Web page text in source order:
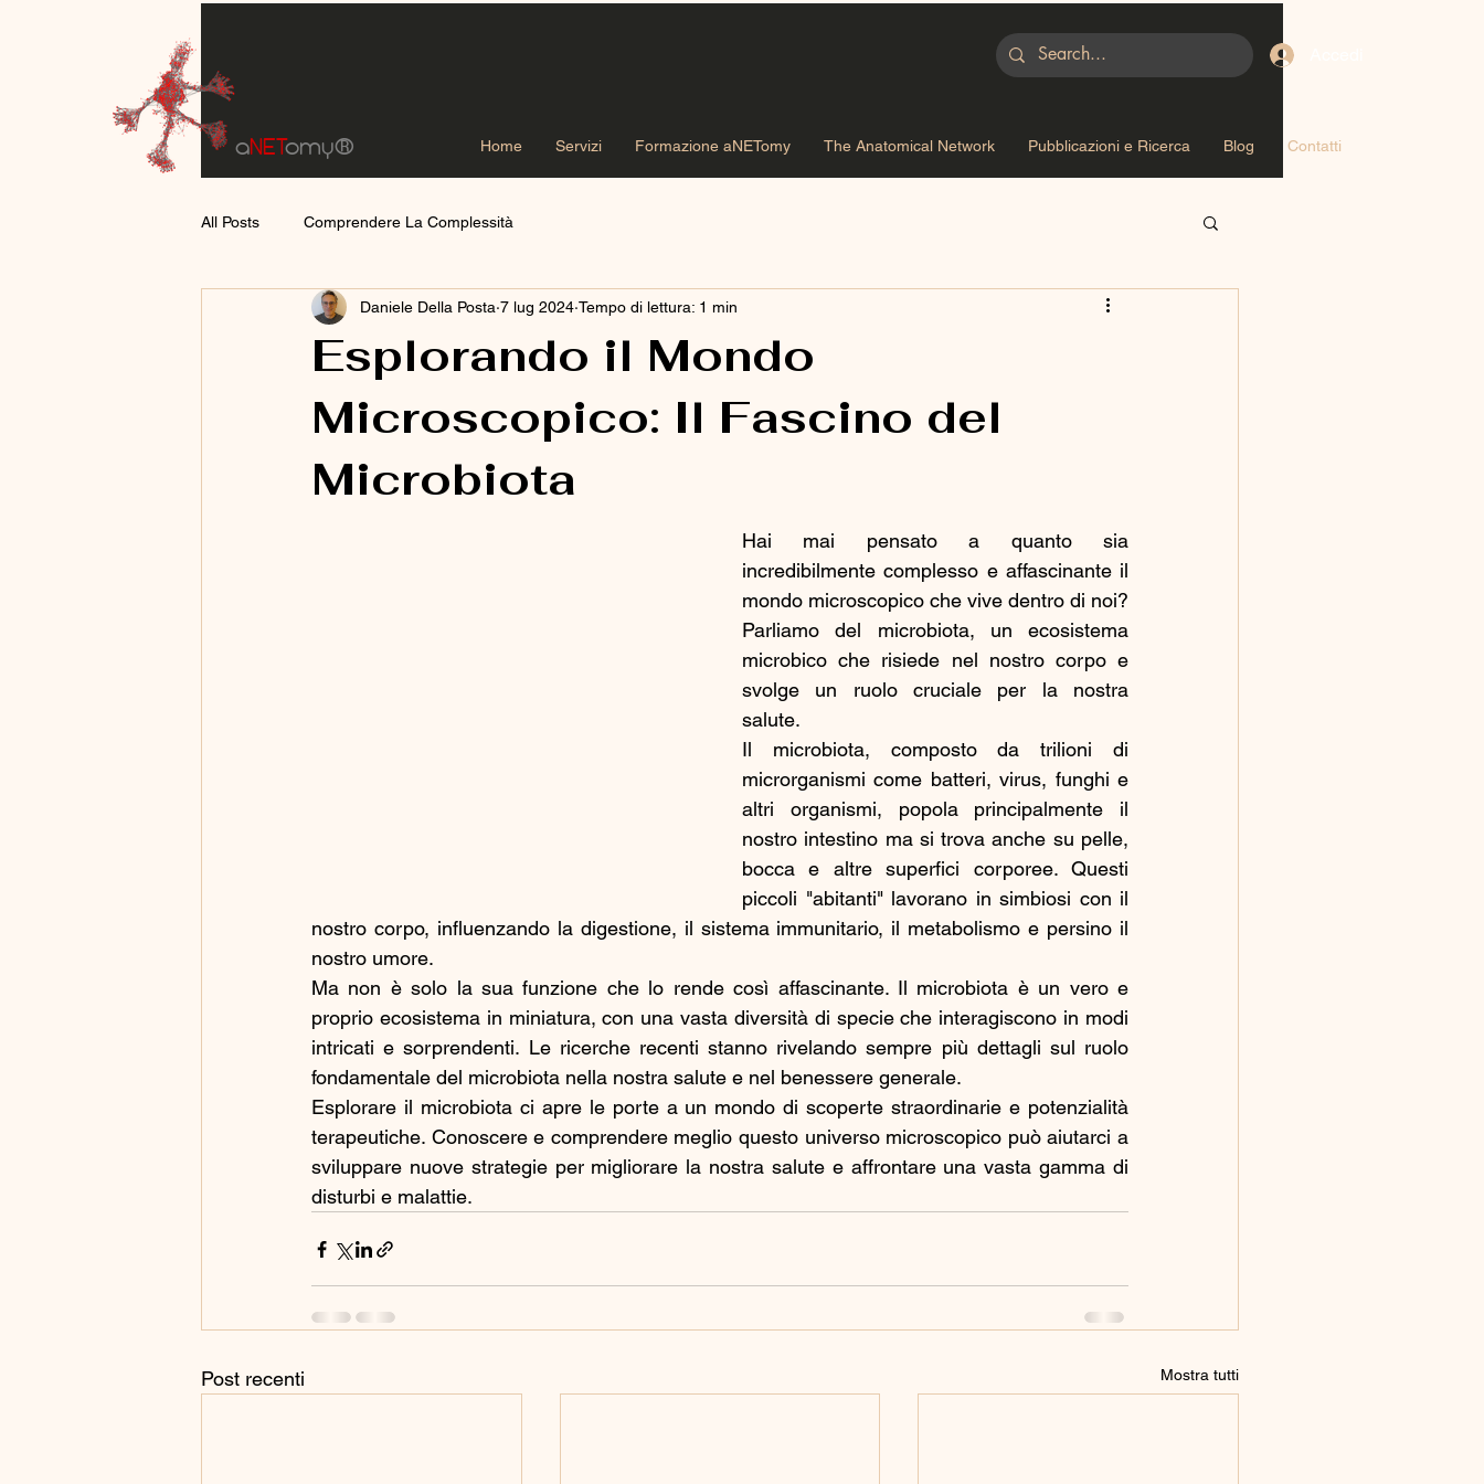
aNETomy® Home Servizi Formazione aNETomy The Anatomical Network Pubblicazioni e Ricerca Blog Contatti
All Posts Comprendere La Complessità
Esplorando il Mondo
Microscopico: Il Fascino del
Microbiota
Daniele Della Posta 7 lug 2024 Tempo di lettura: 1 min
Hai mai pensato a quanto sia
incredibilmente complesso e affascinante il
mondo microscopico che vive dentro di noi?
Parliamo del microbiota, un ecosistema
microbico che risiede nel nostro corpo e
svolge un ruolo cruciale per la nostra
salute.
Il microbiota, composto da trilioni di
microrganismi come batteri, virus, funghi e
altri organismi, popola principalmente il
nostro intestino ma si trova anche su pelle,
bocca e altre superfici corporee. Questi
piccoli "abitanti" lavorano in simbiosi con il
nostro corpo, influenzando la digestione, il sistema immunitario, il metabolismo e persino il
nostro umore.
Ma non è solo la sua funzione che lo rende così affascinante. Il microbiota è un vero e
proprio ecosistema in miniatura, con una vasta diversità di specie che interagiscono in modi
intricati e sorprendenti. Le ricerche recenti stanno rivelando sempre più dettagli sul ruolo
fondamentale del microbiota nella nostra salute e nel benessere generale.
Esplorare il microbiota ci apre le porte a un mondo di scoperte straordinarie e potenzialità
terapeutiche. Conoscere e comprendere meglio questo universo microscopico può aiutarci a
sviluppare nuove strategie per migliorare la nostra salute e affrontare una vasta gamma di
disturbi e malattie.
Post recenti Mostra tutti